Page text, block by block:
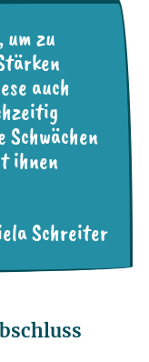
um zu
auch
Schwächen
ihnen
Schreiter